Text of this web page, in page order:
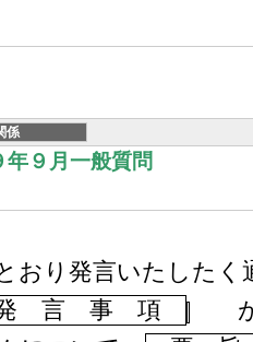
係
年９月一般質問
おり発言いたしたく
言 事 項
が